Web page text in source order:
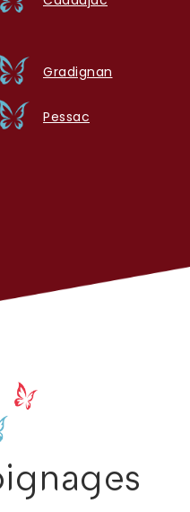
Gradignan
Pessac